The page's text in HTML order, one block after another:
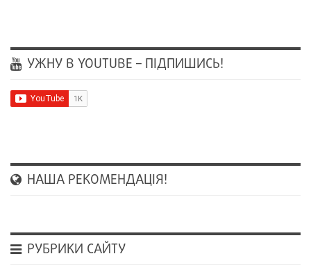
УЖНУ В YOUTUBE – ПІДПИШИСЬ!
НАША РЕКОМЕНДАЦІЯ!
РУБРИКИ САЙТУ